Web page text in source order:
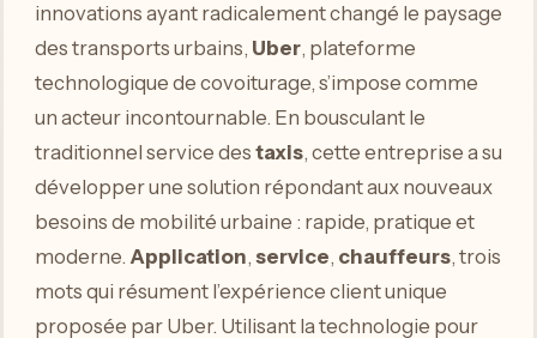
innovations ayant radicalement changé le paysage
des transports urbains, Uber, plateforme
technologique de covoiturage, s’impose comme
un acteur incontournable. En bousculant le
traditionnel service des taxis, cette entreprise a su
développer une solution répondant aux nouveaux
besoins de mobilité urbaine : rapide, pratique et
moderne. Application, service, chauffeurs, trois
mots qui résument l’expérience client unique
proposée par Uber. Utilisant la technologie pour